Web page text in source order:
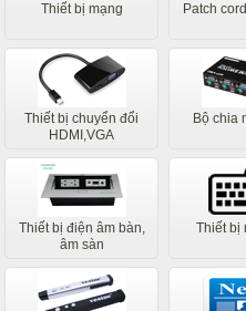
Thiết bị mạng Patch
Thiết bị chuyển đổi
HDMI,VGA
Bộ chia
Thiết bị điện âm bàn,
âm sàn
Thiết bị